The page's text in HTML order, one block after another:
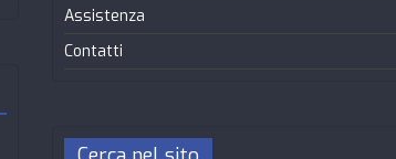
Assistenza
Contatti